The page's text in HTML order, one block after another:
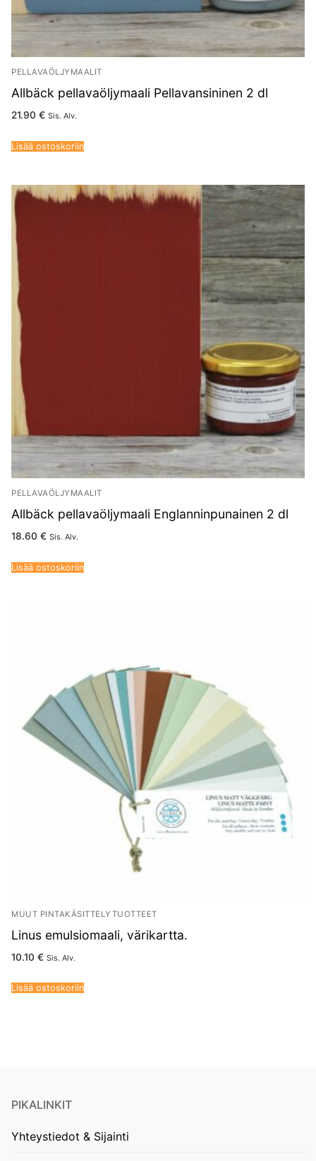
PELLAVAÖLJYMAALIT
Allbäck pellavaöljymaali Pellavansininen 2 dl
21.90 € Sis. Alv.
Lisää ostoskoriin
PELLAVAÖLJYMAALIT
Allbäck pellavaöljymaali Englanninpunainen 2 dl
18.60 € Sis. Alv.
Lisää ostoskoriin
MUUT PINTAKÄSITTELYTUOTTEET
Linus emulsiomaali, värikartta.
10.10 € Sis. Alv.
Lisää ostoskoriin
PIKALINKIT
Yhteystiedot & Sijainti